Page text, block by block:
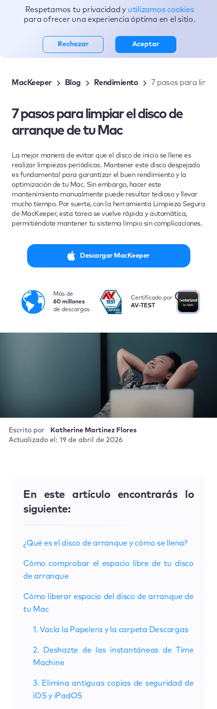
Tópicos
MacKeeper Blog Rendimiento 7 pasos para
7 pasos para limpiar el disco de
arranque de tu Mac
La mejor manera de evitar que el disco de inicio se llene es
realizar limpiezas periódicas. Mantener este disco despejado
es fundamental para garantizar el buen rendimiento y la
optimización de tu Mac. Sin embargo, hacer este
mantenimiento manualmente puede resultar tedioso y llevar
mucho tiempo. Por suerte, con la herramienta Limpieza Segura
de MacKeeper, esta tarea se vuelve rápida y automática,
permitiéndote mantener tu sistema limpio sin complicaciones.
Descargar MacKeeper
Más de
60 millones
de descargas
i
Certificado por
AV-TEST
Escrito por
Katherine Martinez Flores
Actualizado el: 19 de abril de 2026
En este artículo encontrarás lo
siguiente:
¿Qué es el disco de arranque y cómo se llena?
Cómo comprobar el espacio libre de tu disco
de arranque
Cómo liberar espacio del disco de arranque de
tu Mac
1. Vacía la Papelera y la carpeta Descargas
2. Deshazte de las instantáneas de Time
Machine
3. Elimina antiguas copias de seguridad de
iOS y iPadOS
Respetamos tu privacidad y utilizamos cookies
para ofrecer una experiencia óptima en el sitio.
Rechazar Aceptar